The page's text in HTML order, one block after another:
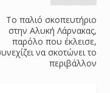
Το παλιό σκοπευτήριο
στην Αλυκή Λάρνακας,
παρόλο που έκλεισε,
να σκοτώνει το
περιβάλλον